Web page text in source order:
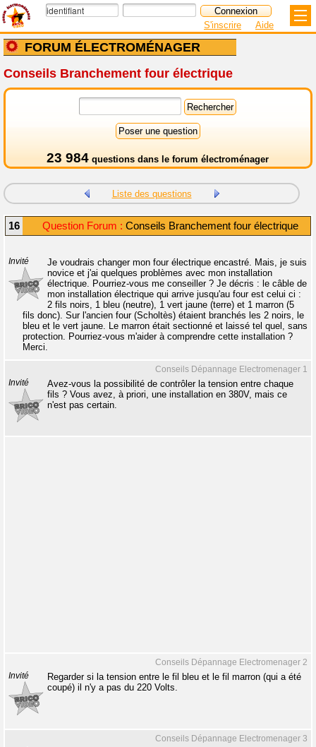
FORUM ÉLECTROMÉNAGER
S'inscrire Aide
Conseils Branchement four électrique
23 984 questions dans le forum électroménager
Liste des questions
16 Question Forum : Conseils Branchement four électrique
Invité
Je voudrais changer mon four électrique encastré. Mais, je suis
novice et j'ai quelques problèmes avec mon installation
électrique. Pourriez-vous me conseiller ? Je décris : le câble de
mon installation électrique qui arrive jusqu'au four est celui ci :
2 fils noirs, 1 bleu (neutre), 1 vert jaune (terre) et 1 marron (5
fils donc). Sur l'ancien four (Scholtès) étaient branchés les 2 noirs, le
bleu et le vert jaune. Le marron était sectionné et laissé tel quel, sans
protection. Pourriez-vous m'aider à comprendre cette installation ?
Merci.
Conseils Dépannage Electromenager 1
Invité
Avez-vous la possibilité de contrôler la tension entre chaque
fils ? Vous avez, à priori, une installation en 380V, mais ce
n'est pas certain.
Conseils Dépannage Electromenager 2
Invité
Regarder si la tension entre le fil bleu et le fil marron (qui a été
coupé) il n'y a pas du 220 Volts.
Conseils Dépannage Electromenager 3